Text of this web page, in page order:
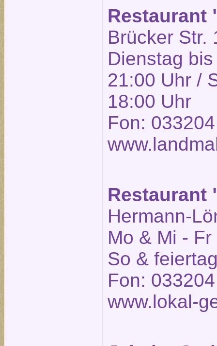
Restaurant
Brücker Str.
Dienstag
21:00 Uhr /
18:00 Uhr
Fon:
Restaurant
Hermann-
Mo & Mi -
So &
Fon:
www.lokal-